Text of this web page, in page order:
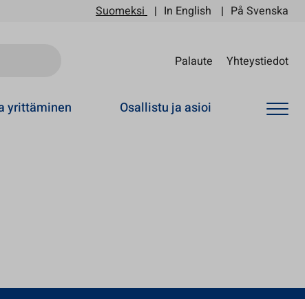
Suomeksi In English På Svenska
Palaute Yhteystiedot
yrittäminen Osallistu ja asioi